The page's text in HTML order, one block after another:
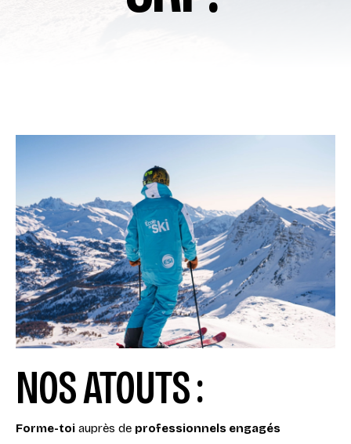
NOS ATOUTS :
Forme-toi auprès de professionnels engagés